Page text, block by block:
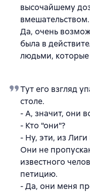
высочайшему
вмешательством.
Да, очень
была в
людьми, которые
Тут его взгляд
столе.
- А, значит, они
- Кто "они"?
- Ну, эти, из
Они не
известного
петицию.
- Да, они меня